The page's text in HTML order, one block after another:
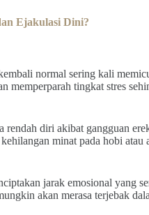
Ejakulasi Dini?
normal sering kali
memperparah tingkat stres
rendah diri akibat gangguan
minat pada hobi
jarak emosional yang
akan merasa terjebak